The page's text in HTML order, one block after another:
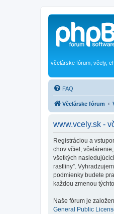
včelárske fórum, včely,
FAQ
Včelárske fórum
www.vcely.sk -
Registráciou a
chov včiel,
všetkých
rastliny”.
podmienky budete
každou zmenou
Naše fórum je
General Public